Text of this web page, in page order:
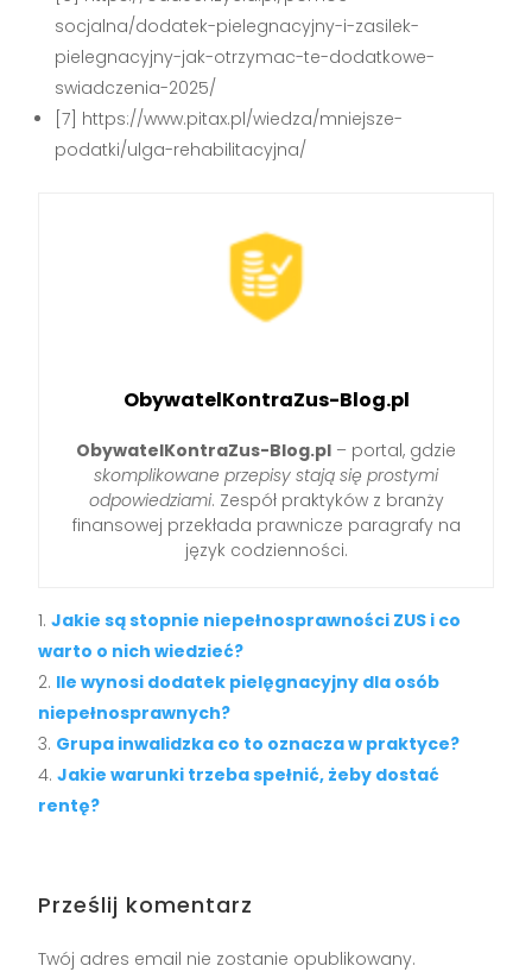
socjalna/dodatek-pielegnacyjny-i-zasilek-
pielegnacyjny-jak-otrzymac-te-dodatkowe-
swiadczenia-2025/
[7] https://www.pitax.pl/wiedza/mniejsze-
podatki/ulga-rehabilitacyjna/
ObywatelKontraZus-Blog.pl
ObywatelKontraZus-Blog.pl – portal, gdzie
skomplikowane przepisy stają się prostymi
odpowiedziami. Zespół praktyków z branży
finansowej przekłada prawnicze paragrafy na
język codzienności.
Jakie są stopnie niepełnosprawności ZUS i co
warto o nich wiedzieć?
Ile wynosi dodatek pielęgnacyjny dla osób
niepełnosprawnych?
Grupa inwalidzka co to oznacza w praktyce?
Jakie warunki trzeba spełnić, żeby dostać
rentę?
Prześlij komentarz
Twój adres email nie zostanie opublikowany.